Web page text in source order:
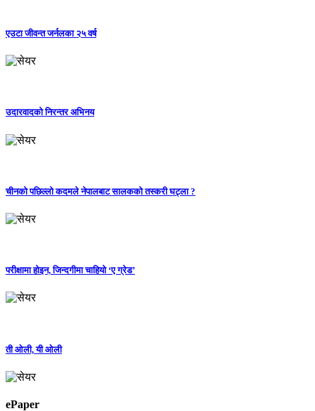
एउटा जीवन्त जर्नलका २५ वर्ष
उदारवादको निरन्तर अभिनय
चीनको पछिल्लो कदमले नेपालबाट सालकको तस्करी घट्ला ?
परीक्षामा होइन, जिन्दगीमा चाहियो ‘ए ग्रेड’
ती ओली, यी ओली
ePaper